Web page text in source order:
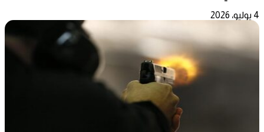
4 يوليو، 2026